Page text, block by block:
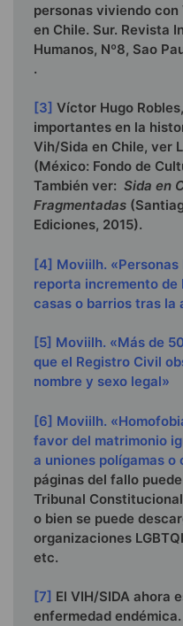
personas viviendo
en Chile. Sur. Revista
Humanos, Nº8, Sao
.
[3] Víctor Hugo
importantes en la
Vih/Sida en Chile, ver
(México: Fondo de
También ver: Sida en
Fragmentadas
Ediciones, 2015).
[4] Moviilh. «Personas
reporta incremento
casas o barrios tras la
[5] Moviilh. «Más de
que el Registro Civil
nombre y sexo legal»
[6] Moviilh.
favor del matrimonio
a uniones polígamas o
páginas del fallo
Tribunal
o bien se puede
organizaciones
etc.
[7] El VIH/SIDA ahora
enfermedad endémica.